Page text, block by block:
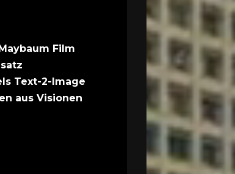
Film
Text-2-Image
aus Visionen